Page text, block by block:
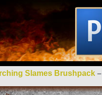
Slames Brushpack–